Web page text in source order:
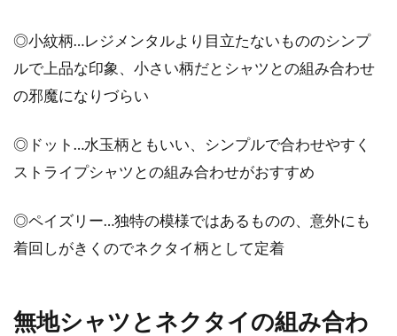
ができないイメージがあります。しかし、中に
は機能性...
お気に入りスカートは水色！冬に誰
清らかなイメージの水色のスカート。誰もが憧
◎小紋柄…レジメンタルより目立たないもののシンプ
ルで上品な印象、小さい柄だとシャツとの組み合わせ
の邪魔になりづらい
◎ドット…水玉柄ともいい、シンプルで合わせやすく
ストライプシャツとの組み合わせがおすすめ
◎ペイズリー…独特の模様ではあるものの、意外にも
着回しがきくのでネクタイ柄として定着
無地シャツとネクタイの組み合わ